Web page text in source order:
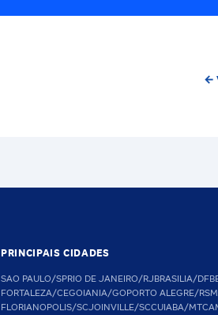
←
PRINCIPAIS CIDADES
SAO PAULO/SPRIO DE JANEIRO/RJBRASILIA/DF
FORTALEZA/CEGOIANIA/GOPORTO ALEGRE/RS
FLORIANOPOLIS/SCJOINVILLE/SCCUIABA/MT